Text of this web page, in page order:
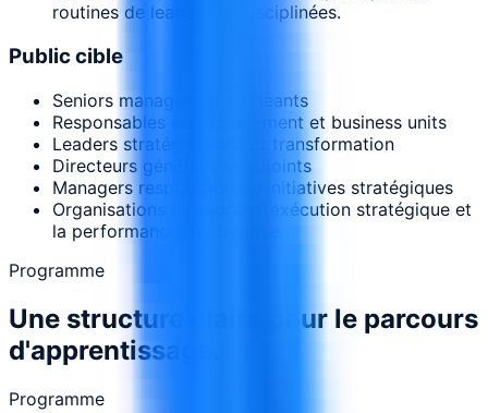
routines de leadership disciplinées.
Public cible
Seniors managers et dirigeants
Responsables de département et business units
Leaders stratégie, PMO et transformation
Directeurs généraux et adjoints
Managers responsables d’initiatives stratégiques
Organisations améliorant l’exécution stratégique et
la performance d’entreprise
Programme
Une structure claire pour le parcours
d'apprentissage.
Programme